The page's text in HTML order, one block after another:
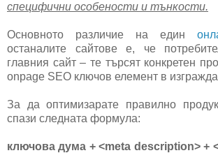
специфични особености и тънкости.
Основното различие на един
останалите сайтове е, че
главния сайт – те търсят конкретен
onpage SEO ключов елемент в
За да оптимизарате правилно
спази следната формула:
ключова дума + <meta description> +